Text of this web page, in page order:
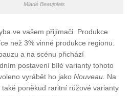
Mladé Beaujolais
ve vašem přijímači. Produkce
než 3% vinné produkce regionu.
a na scénu přichází
postavení bílé varianty tohoto
vyrábět ho jako Nouveau. Na
poněkud raritní růžové varianty